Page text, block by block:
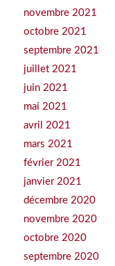
novembre 2021
octobre 2021
septembre 2021
juillet 2021
juin 2021
mai 2021
avril 2021
mars 2021
février 2021
janvier 2021
décembre 2020
novembre 2020
octobre 2020
septembre 2020